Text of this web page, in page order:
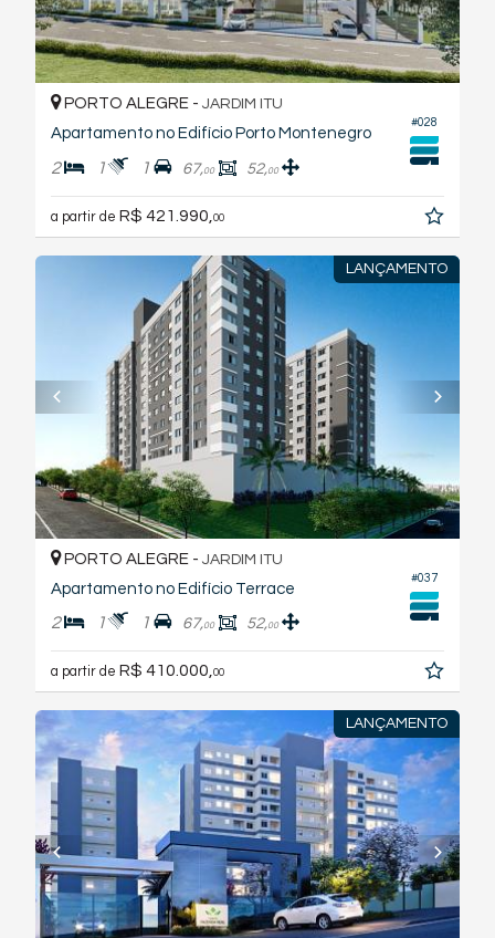
#028
PORTO ALEGRE - JARDIM ITU
Apartamento no Edifício Porto Montenegro
2 1 1 67,00 52,00
a partir de R$ 421.990, 00
LANÇAMENTO
#037
PORTO ALEGRE - JARDIM ITU
Apartamento no Edifício Terrace
2 1 1 67,00 52,00
a partir de R$ 410.000,00
LANÇAMENTO